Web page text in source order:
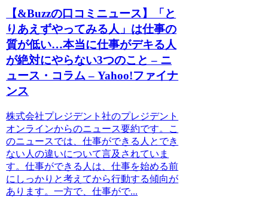
【&Buzzの口コミニュース】「と
りあえずやってみる人」は仕事の
質が低い…本当に仕事がデキる人
が絶対にやらない3つのこと – ニ
ュース・コラム – Yahoo!ファイナ
ンス
株式会社プレジデント社のプレジデント
オンラインからのニュース要約です。こ
のニュースでは、仕事ができる人とでき
ない人の違いについて言及されていま
す。仕事ができる人は、仕事を始める前
にしっかりと考えてから行動する傾向が
あります。一方で、仕事がで...